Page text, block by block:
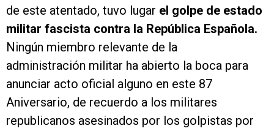
de este atentado, tuvo lugar el golpe de estado
militar fascista contra la República Española.
Ningún miembro relevante de la
administración militar ha abierto la boca para
anunciar acto oficial alguno en este 87
Aniversario, de recuerdo a los militares
republicanos asesinados por los golpistas por